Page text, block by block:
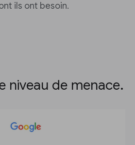
ils ont besoin.
niveau de menace.